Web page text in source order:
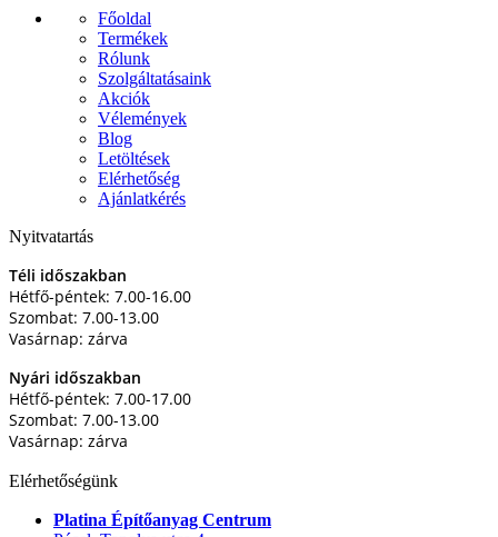
Főoldal
Termékek
Rólunk
Szolgáltatásaink
Akciók
Vélemények
Blog
Letöltések
Elérhetőség
Ajánlatkérés
Nyitvatartás
Téli időszakban
Hétfő-péntek: 7.00-16.00
Szombat: 7.00-13.00
Vasárnap: zárva
Nyári időszakban
Hétfő-péntek: 7.00-17.00
Szombat: 7.00-13.00
Vasárnap: zárva
Elérhetőségünk
Platina Építőanyag Centrum